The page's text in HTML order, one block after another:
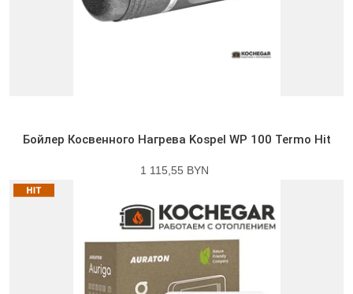
Бойлер Косвенного Нагрева Kospel WP 100 Termo Hit
1 115,55 BYN